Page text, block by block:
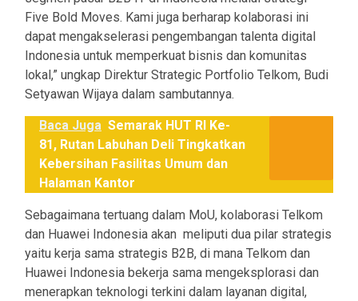
Five Bold Moves. Kami juga berharap kolaborasi ini
dapat mengakselerasi pengembangan talenta digital
Indonesia untuk memperkuat bisnis dan komunitas
lokal,” ungkap Direktur Strategic Portfolio Telkom, Budi
Setyawan Wijaya dalam sambutannya.
Baca Juga Semarak HUT RI Ke-
81, Rutan Labuhan Deli Tingkatkan
Kebersihan Fasilitas Umum dan
Halaman Kantor
Sebagaimana tertuang dalam MoU, kolaborasi Telkom
dan Huawei Indonesia akan meliputi dua pilar strategis
yaitu kerja sama strategis B2B, di mana Telkom dan
Huawei Indonesia bekerja sama mengeksplorasi dan
menerapkan teknologi terkini dalam layanan digital,